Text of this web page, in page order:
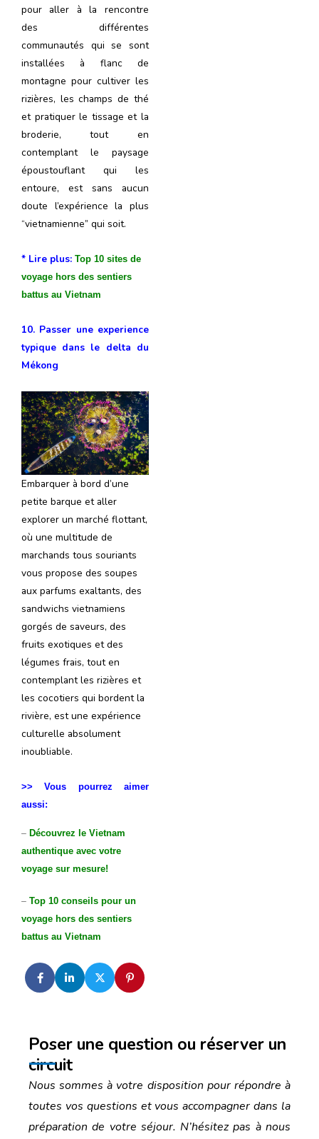
pour aller à la rencontre
des différentes
communautés qui se sont
installées à flanc de
montagne pour cultiver les
rizières, les champs de thé
et pratiquer le tissage et la
broderie, tout en
contemplant le paysage
époustouflant qui les
entoure, est sans aucun
doute l’expérience la plus
“vietnamienne” qui soit.
* Lire plus: Top 10 sites de
voyage hors des sentiers
battus au Vietnam
10. Passer une experience
typique dans le delta du
Mékong
Embarquer à bord d’une
petite barque et aller
explorer un marché flottant,
où une multitude de
marchands tous souriants
vous propose des soupes
aux parfums exaltants, des
sandwichs vietnamiens
gorgés de saveurs, des
fruits exotiques et des
légumes frais, tout en
contemplant les rizières et
les cocotiers qui bordent la
rivière, est une expérience
culturelle absolument
inoubliable.
>> Vous pourrez aimer
aussi:
– Découvrez le Vietnam
authentique avec votre
voyage sur mesure!
– Top 10 conseils pour un
voyage hors des sentiers
battus au Vietnam
Poser une question ou réserver un
circuit
Nous sommes à votre disposition pour répondre à
toutes vos questions et vous accompagner dans la
préparation de votre séjour. N’hésitez pas à nous